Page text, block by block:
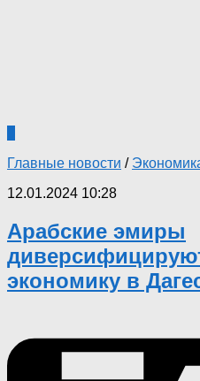
Главные новости /
12.01.2024 10:28
Арабские эмиры
экономику в